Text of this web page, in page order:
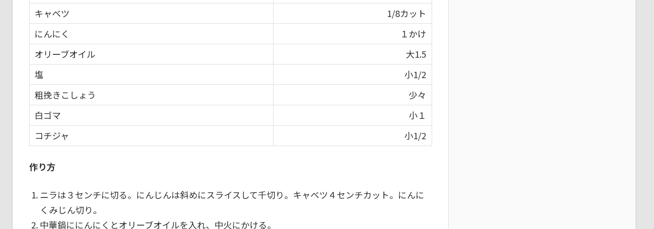
キャベツ
1/8カット
にんにく
１かけ
オリーブオイル
大1.5
塩
小1/2
粗挽きこしょう
少々
白ゴマ
小１
コチジャ
小1/2
作り方
ニラは３センチに切る。にんじんは斜めにスライスして千切り。キャベツ４センチカット。にんに
くみじん切り。
中華鍋ににんにくとオリーブオイルを入れ、中火にかける。